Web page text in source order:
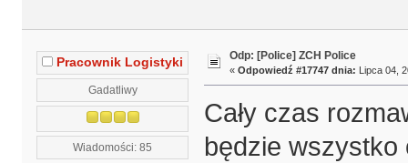
Pracownik Logistyki
Gadatliwy
Wiadomości: 85
Odp: [Police] ZCH Police
« Odpowiedź #17747 dnia: Lipca 04,
Cały czas
będzie wszystko